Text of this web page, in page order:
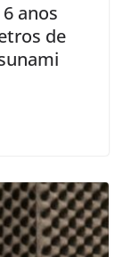
anos
de